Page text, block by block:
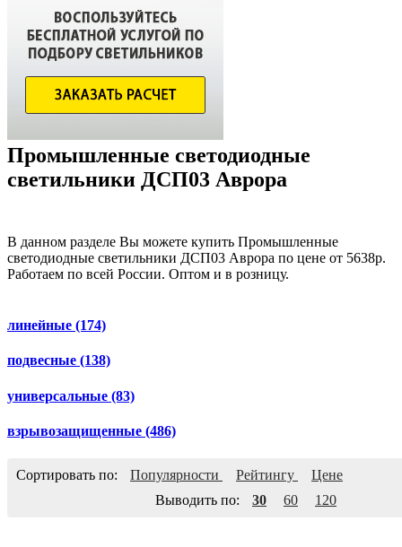
Промышленные светодиодные
светильники ДСП03 Аврора
В данном разделе Вы можете купить Промышленные
светодиодные светильники ДСП03 Аврора по цене от 5638р.
Работаем по всей России. Оптом и в розницу.
линейные (174)
подвесные (138)
универсальные (83)
взрывозащищенные (486)
Сортировать по: Популярности Рейтингу
Цене
Выводить по:
30 60 120